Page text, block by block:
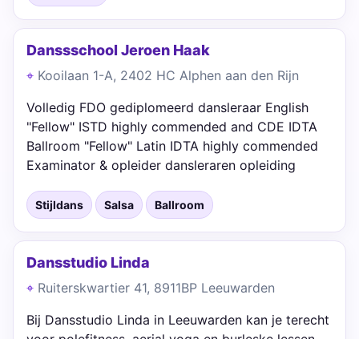
Danssschool Jeroen Haak
Kooilaan 1-A, 2402 HC Alphen aan den Rijn
Volledig FDO gediplomeerd dansleraar English
"Fellow" ISTD highly commended and CDE IDTA
Ballroom "Fellow" Latin IDTA highly commended
Examinator & opleider dansleraren opleiding
Stijldans Salsa Ballroom
Dansstudio Linda
Ruiterskwartier 41, 8911BP Leeuwarden
Bij Dansstudio Linda in Leeuwarden kan je terecht